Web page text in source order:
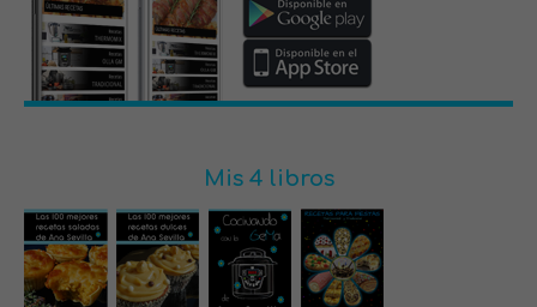
Mis 4 libros